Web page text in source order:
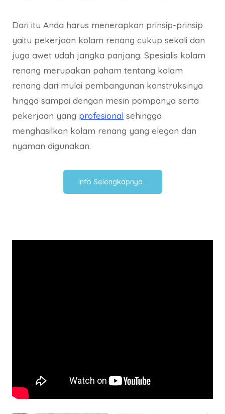
Dari itu Anda harus menerapkan prinsip-prinsip
yaitu pekerjaan kolam renang cukup sekali dan
juga awet udah jangka panjang. Spesialis kolam
renang merupakan paham tentang kolam
renang dari mulai pembangunan konstruksinya
hingga sampai dengan mesin pompanya serta
pekerjaan yang profesional sehingga
menghasilkan kolam renang yang elegan dan
nyaman digunakan.
Info Selengkapnya…